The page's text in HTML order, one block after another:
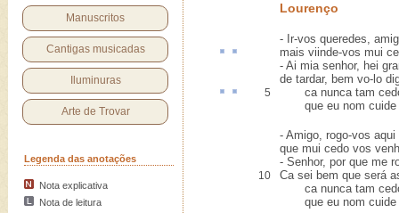
Manuscritos
Cantigas musicadas
Iluminuras
Arte de Trovar
Legenda das anotações
Nota explicativa
Nota de leitura
Lourenço
- Ir-vos queredes,
mais viinde-vos mui
- Ai mia senhor, hei
de tardar, bem vo-lo
5
ca nunca tam
que eu nom cuide
- Amigo, rogo-vos aqui
que mui cedo vos
- Senhor, por que me
10
Ca sei bem que será
ca nunca tam
que eu nom cuide